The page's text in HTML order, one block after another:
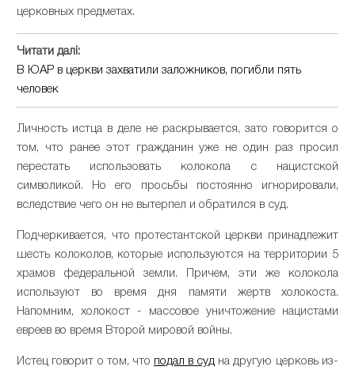
церковных предметах.
Читати далі:
В ЮАР в церкви захватили заложников, погибли пять
человек
Личность истца в деле не раскрывается, зато говорится о
том, что ранее этот гражданин уже не один раз просил
перестать использовать колокола с нацистской
символикой. Но его просьбы постоянно игнорировали,
вследствие чего он не вытерпел и обратился в суд.
Подчеркивается, что протестантской церкви принадлежит
шесть колоколов, которые используются на территории 5
храмов федеральной земли. Причем, эти же колокола
используют во время дня памяти жертв холокоста.
Напомним, холокост - массовое уничтожение нацистами
евреев во время Второй мировой войны.
Истец говорит о том, что подал в суд на другую церковь из-